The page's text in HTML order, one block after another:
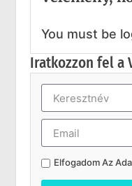
You must be
Iratkozzon fel a
Elfogadom Az